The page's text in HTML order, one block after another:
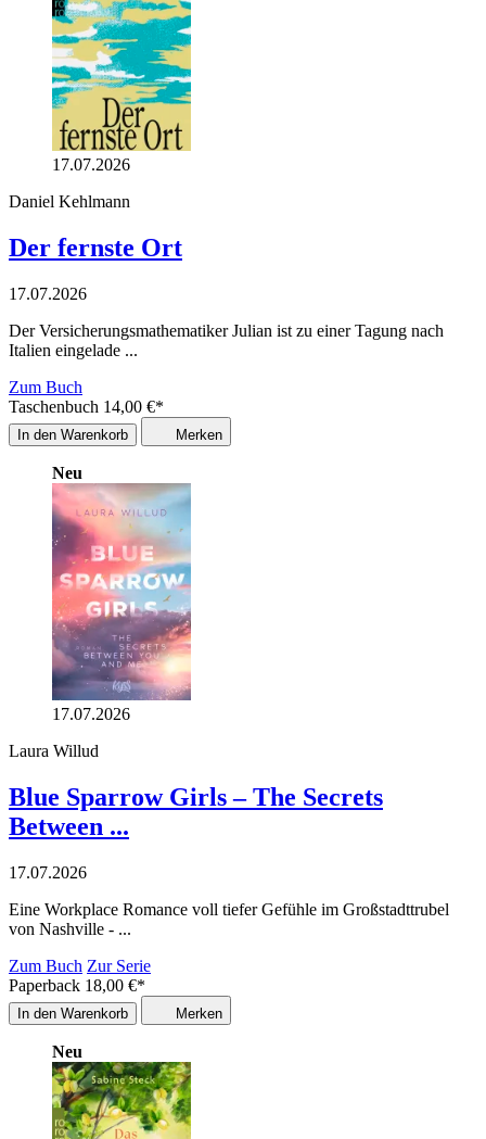
17.07.2026
Daniel Kehlmann
Der fernste Ort
17.07.2026
Der Versicherungsmathematiker Julian ist zu einer Tagung nach
Italien eingelade ...
Zum Buch
Taschenbuch 14,00 €*
In den Warenkorb Merken
Neu
17.07.2026
Laura Willud
Blue Sparrow Girls – The Secrets
Between ...
17.07.2026
Eine Workplace Romance voll tiefer Gefühle im Großstadttrubel
von Nashville - ...
Zum Buch Zur Serie
Paperback 18,00 €*
In den Warenkorb Merken
Neu